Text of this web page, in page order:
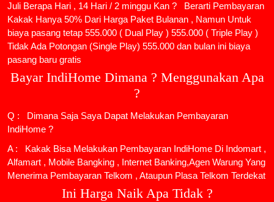
Juli Berapa Hari , 14 Hari / 2 minggu Kan ? Berarti Pembayaran
Kakak Hanya 50% Dari Harga Paket Bulanan , Namun Untuk
biaya pasang tetap 555.000 ( Dual Play ) 555.000 ( Triple Play )
Tidak Ada Potongan (Single Play) 555.000 dan bulan ini biaya
pasang baru gratis
Bayar IndiHome Dimana ? Menggunakan Apa
?
Q : Dimana Saja Saya Dapat Melakukan Pembayaran
IndiHome ?
A : Kakak Bisa Melakukan Pembayaran IndiHome Di Indomart ,
Alfamart , Mobile Bangking , Internet Banking,Agen Warung Yang
Menerima Pembayaran Telkom , Ataupun Plasa Telkom Terdekat
Ini Harga Naik Apa Tidak ?